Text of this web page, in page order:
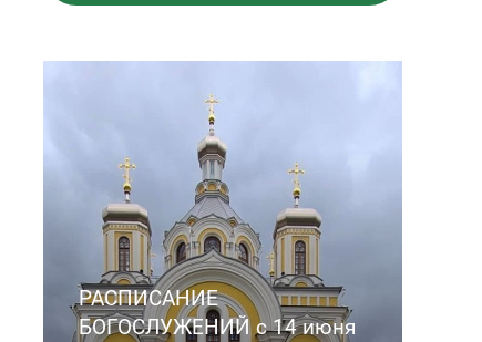
РАСПИСАНИЕ
БОГОСЛУЖЕНИЙ с 14 июня